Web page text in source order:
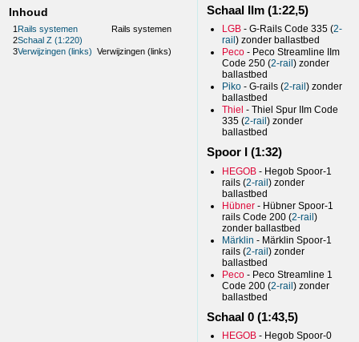
Inhoud
1 Rails systemen
Rails systemen
2Schaal Z (1:220)
3Verwijzingen (links) Verwijzingen (links)
Schaal IIm (1:22,5)
LGB - G-Rails Code 335 (2-
rail) zonder ballastbed
Peco - Peco Streamline IIm
Code 250 (2-rail) zonder
ballastbed
Piko - G-rails (2-rail) zonder
ballastbed
Thiel - Thiel Spur IIm Code
335 (2-rail) zonder
ballastbed
Spoor I (1:32)
HEGOB - Hegob Spoor-1
rails (2-rail) zonder
ballastbed
Hübner - Hübner Spoor-1
rails Code 200 (2-rail)
zonder ballastbed
Märklin - Märklin Spoor-1
rails (2-rail) zonder
ballastbed
Peco - Peco Streamline 1
Code 200 (2-rail) zonder
ballastbed
Schaal 0 (1:43,5)
HEGOB - Hegob Spoor-0